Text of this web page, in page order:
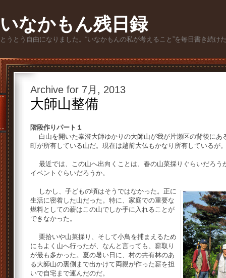
いなかもん残日録
とうとう自由になりました。“いなかもんの私が考えること”を毎日書き続け
Archive for 7月, 2013
大師山整備
階段作りパート１
白山を開いた泰澄大師ゆかりの大師山が我が片瀬区の背後にあ
町が所有している山だ。現在は越前大仏もかなり所有しているが
最近では、この山へ出向くことは、春の山菜採りぐらいだろう
イベントぐらいだろうか。
しかし、子どもの頃はそうではなかった。正に
生活に密着した山だった。特に、家庭での重要な
燃料としての薪はこの山でしか手に入れることが
できなかった。
栗拾いや山菜採り、そして小鳥を捕まえるため
にもよく山へ行ったが、なんと言っても、薪取り
が最も多かった。夏の暑い日に、村の共有林のあ
る大師山の裏側まで出かけて両親が作った薪を担
いで自宅まで運んだのだ。